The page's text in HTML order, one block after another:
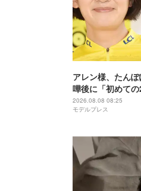
アレン様、たん
嘩後に「初めて
に収録
2026.08.08 08:25
モデルプレス